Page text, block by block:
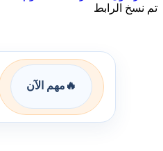
تم نسخ الرابط
🔥 مهم الآن